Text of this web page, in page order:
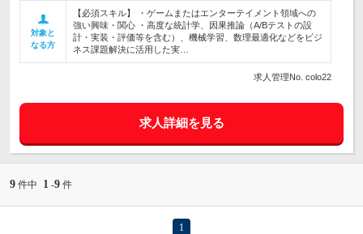
対象と
なる方
【必須スキル】 ・ゲームまたはエンターテイメント領域への
強い興味・関心 ・高度な統計学、因果推論（A/Bテストの設
計・実装・評価等を含む）、機械学習、数理最適化などをビジ
ネス課題解決に活用した実…
求人管理No. colo22
求人詳細を見る
9 件中 1 -9 件
1